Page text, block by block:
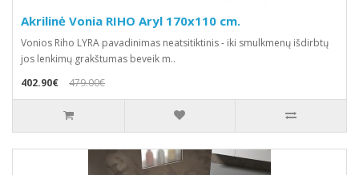
Akrilinė Vonia RIHO Aryl 170x110 cm.
Vonios Riho LYRA pavadinimas neatsitiktinis - iki smulkmenų išdirbtų
jos lenkimų grakštumas beveik m..
402.90€
479.00€